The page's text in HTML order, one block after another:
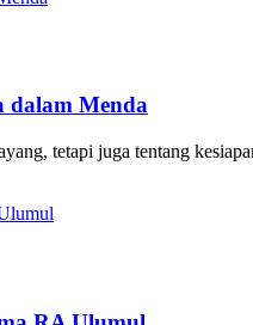
dalam Menda
tetapi juga tentang